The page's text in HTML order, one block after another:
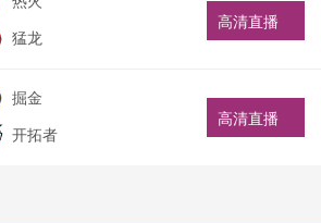
猛龙
高清直播
掘金
开拓者
高清直播